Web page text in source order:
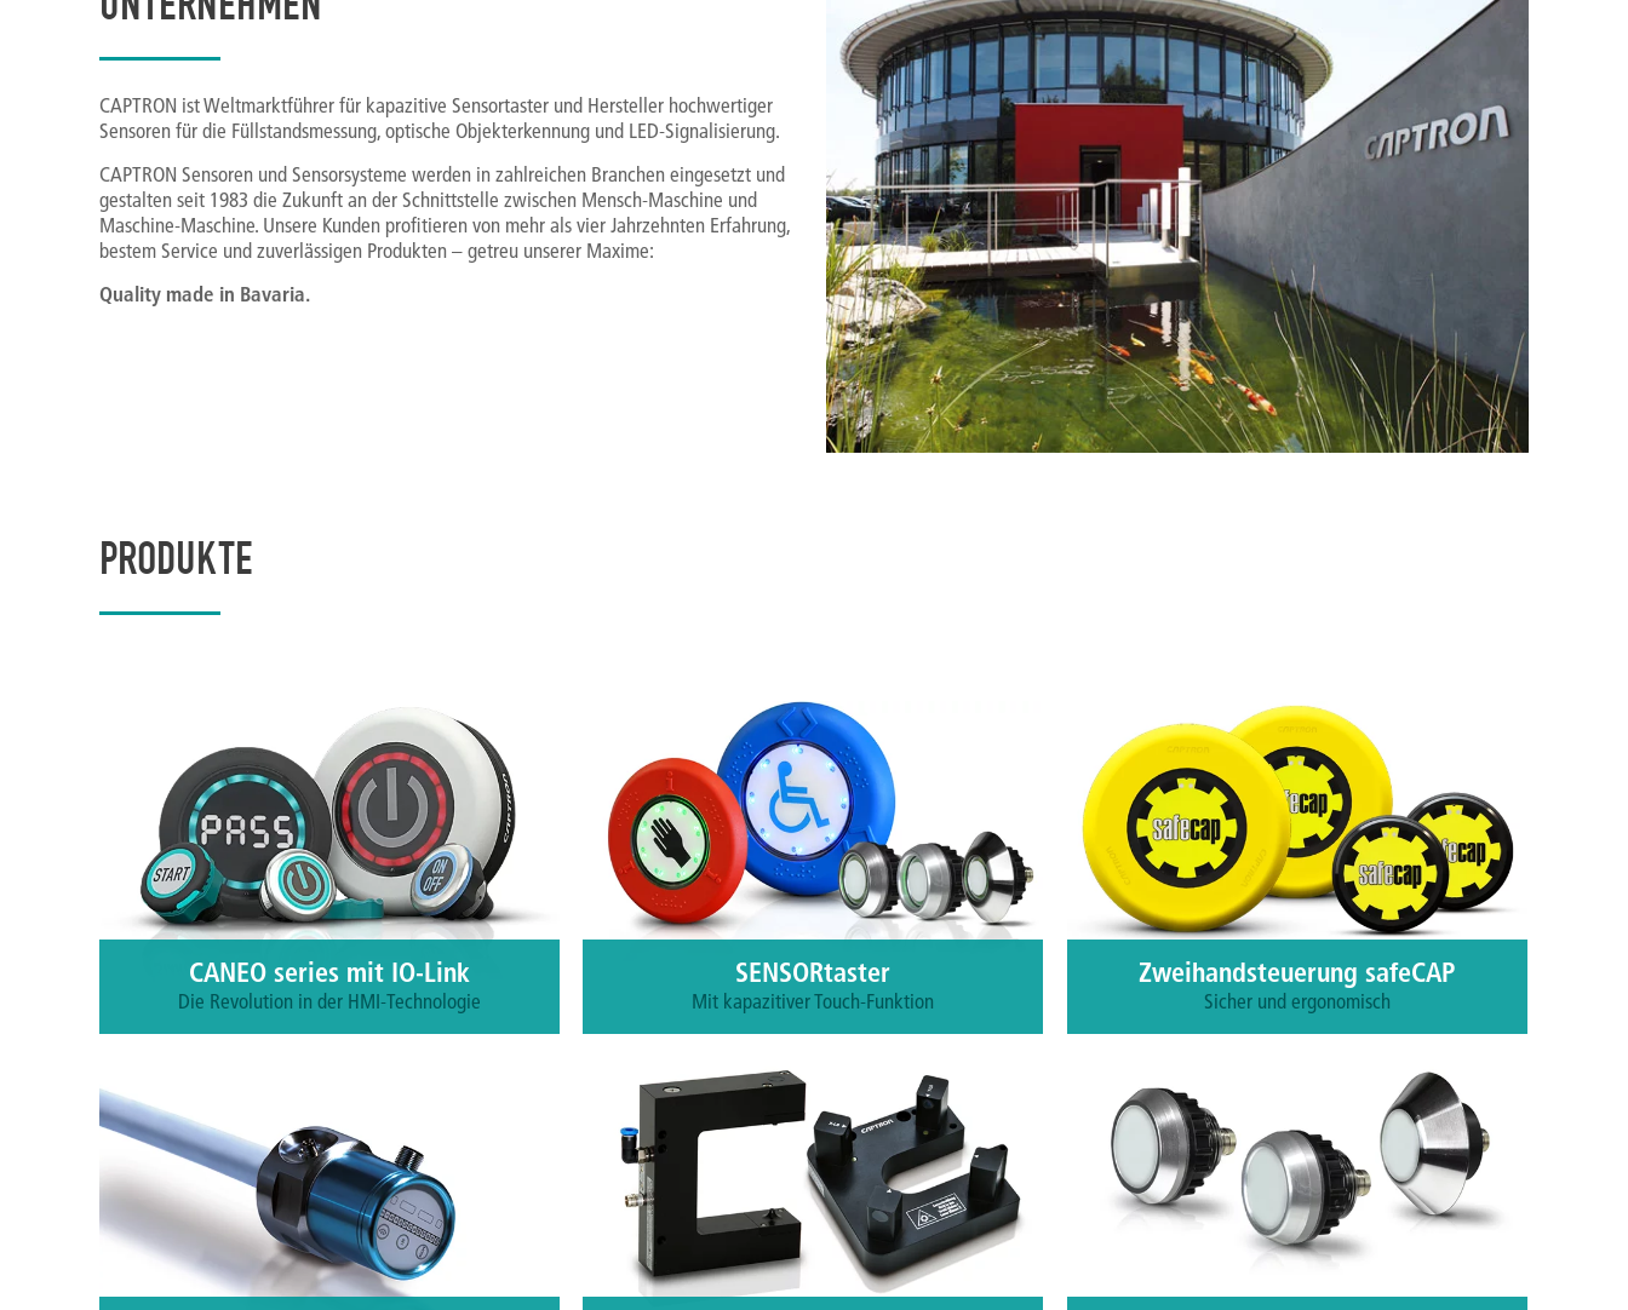
CAPTRON ist Weltmarktführer für kapazitive Sensortaster und Hersteller hochwertiger
Sensoren für die Füllstandsmessung, optische Objekterkennung und LED-Signalisierung.
CAPTRON Sensoren und Sensorsysteme werden in zahlreichen Branchen eingesetzt und
gestalten seit 1983 die Zukunft an der Schnittstelle zwischen Mensch-Maschine und
Maschine-Maschine. Unsere Kunden profitieren von mehr als vier Jahrzehnten Erfahrung,
bestem Service und zuverlässigen Produkten – getreu unserer Maxime:
Quality made in Bavaria.
PRODUKTE
CANEO series mit IO-Link
Die Revolution in der HMI-Technologie
SENSORtaster
Mit kapazitiver Touch-Funktion
Zweihandsteuerung safeCAP
Sicher und ergonomisch